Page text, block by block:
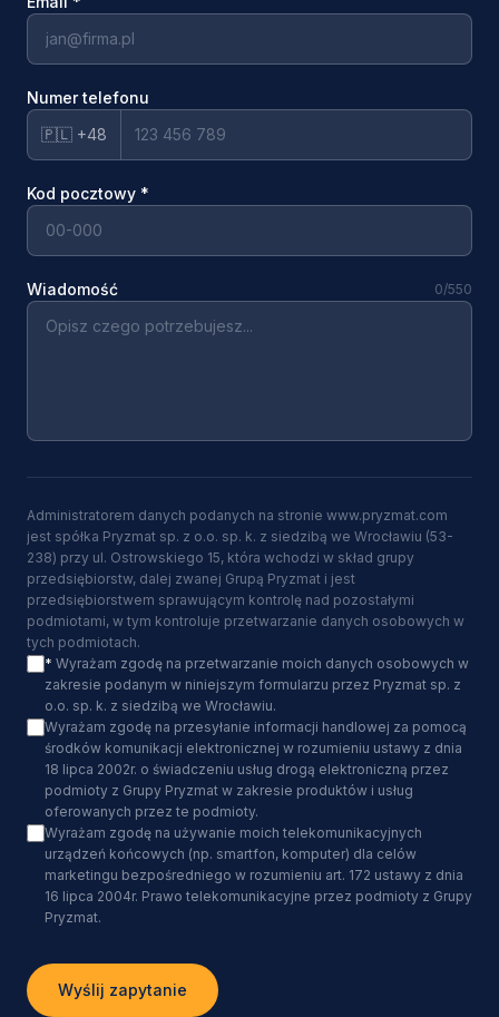
Numer telefonu
🇵🇱 +48
Kod pocztowy *
Wiadomość 0/550
Administratorem danych podanych na stronie www.pryzmat.com
jest spółka Pryzmat sp. z o.o. sp. k. z siedzibą we Wrocławiu (53-
238) przy ul. Ostrowskiego 15, która wchodzi w skład grupy
przedsiębiorstw, dalej zwanej Grupą Pryzmat i jest
przedsiębiorstwem sprawującym kontrolę nad pozostałymi
podmiotami, w tym kontroluje przetwarzanie danych osobowych w
tych podmiotach.
* Wyrażam zgodę na przetwarzanie moich danych osobowych w
zakresie podanym w niniejszym formularzu przez Pryzmat sp. z
o.o. sp. k. z siedzibą we Wrocławiu.
Wyrażam zgodę na przesyłanie informacji handlowej za pomocą
środków komunikacji elektronicznej w rozumieniu ustawy z dnia
18 lipca 2002r. o świadczeniu usług drogą elektroniczną przez
podmioty z Grupy Pryzmat w zakresie produktów i usług
oferowanych przez te podmioty.
Wyrażam zgodę na używanie moich telekomunikacyjnych
urządzeń końcowych (np. smartfon, komputer) dla celów
marketingu bezpośredniego w rozumieniu art. 172 ustawy z dnia
16 lipca 2004r. Prawo telekomunikacyjne przez podmioty z Grupy
Pryzmat.
Wyślij zapytanie